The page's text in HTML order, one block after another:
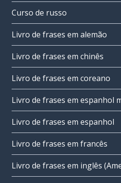
Curso de russo
Livro de frases em alemão
Livro de frases em chinês
Livro de frases em coreano
Livro de frases em espanhol
Livro de frases em espanhol
Livro de frases em francês
Livro de frases em inglês